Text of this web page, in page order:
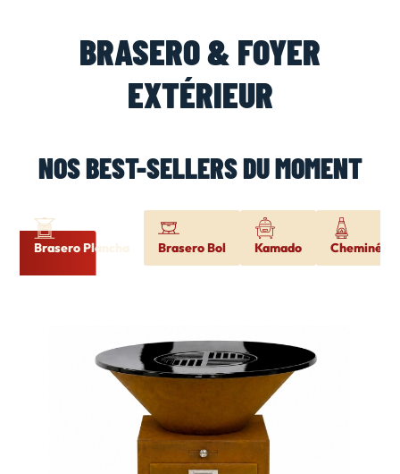
BRASERO & FOYER
EXTÉRIEUR
NOS BEST-SELLERS DU MOMENT
Brasero Plancha Brasero Bol Kamado Cheminée